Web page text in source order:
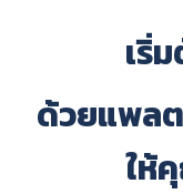
เริ่
ด้วยแพล
ให้